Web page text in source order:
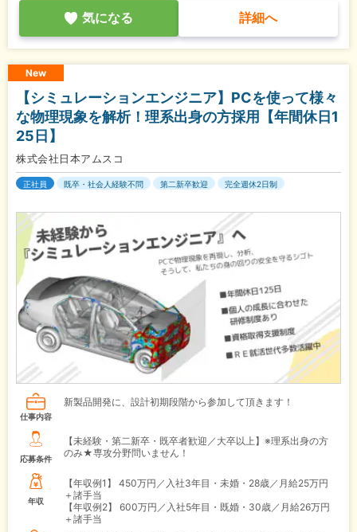
気になる 詳細へ
New
【シミュレーションエンジニア】PCを使って様々
な物理現象を解析！理系出身の方採用【年間休日1
25日】
株式会社日本アムスコ
正社員 既卒・社会人経験不問 第二新卒歓迎 完全週休2日制
仕事内容
新製品開発に、設計初期段階から参加して頂きます！
応募条件
【未経験・第二新卒・既卒者歓迎／大卒以上】※理系出身の方
のみ★専攻分野問いません！
年収
【年収例1】
450万円／入社3年目・未婚・28歳／月給25万円
＋諸手当
【年収例2】
600万円／入社5年目・既婚・30歳／月給26万円
＋諸手当